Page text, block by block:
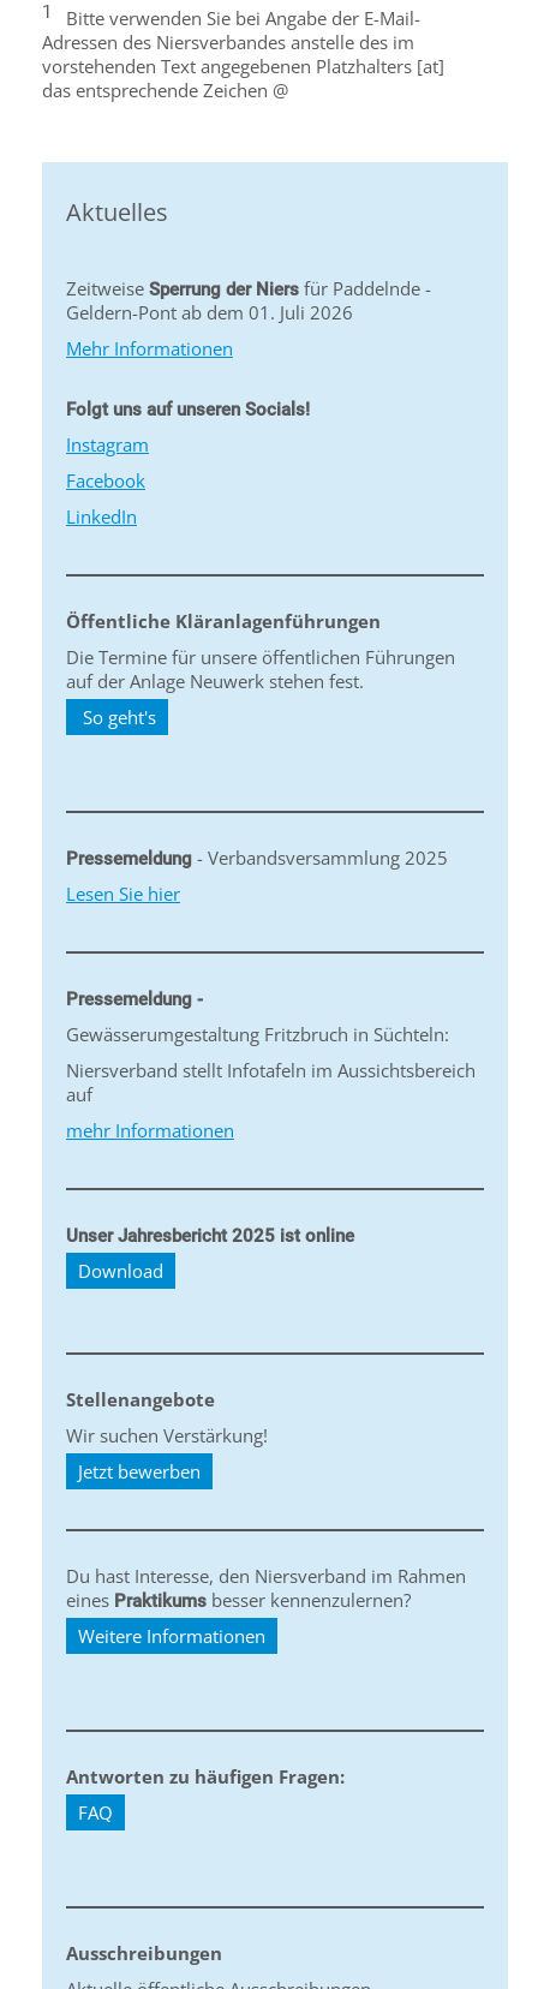
1
Bitte verwenden Sie bei Angabe der E-Mail-
Adressen des Niersverbandes anstelle des im
vorstehenden Text angegebenen Platzhalters [at]
das entsprechende Zeichen @
Aktuelles
Zeitweise Sperrung der Niers für Paddelnde -
Geldern-Pont ab dem 01. Juli 2026
Mehr Informationen
Folgt uns auf unseren Socials!
Instagram
Facebook
LinkedIn
Öffentliche Kläranlagenführungen
Die Termine für unsere öffentlichen Führungen
auf der Anlage Neuwerk stehen fest.
So geht's
Pressemeldung - Verbandsversammlung 2025
Lesen Sie hier
Pressemeldung -
Gewässerumgestaltung Fritzbruch in Süchteln:
Niersverband stellt Infotafeln im Aussichtsbereich
auf
mehr Informationen
Unser Jahresbericht 2025 ist online
Download
Stellenangebote
Wir suchen Verstärkung!
Jetzt bewerben
Du hast Interesse, den Niersverband im Rahmen
eines Praktikums besser kennenzulernen?
Weitere Informationen
Antworten zu häufigen Fragen:
FAQ
Ausschreibungen